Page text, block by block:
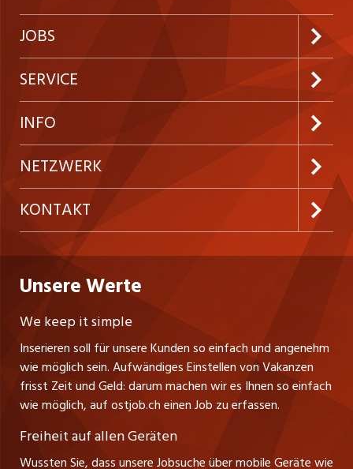
JOBS
Jobabo abonnieren
Neue Stellen
Festanstellungen
Temporäre Jobs
Freelance Jobs
Praktika
Lehrstellen
Führungspositionen
Management / Kader-Jobs
Berufsgruppen
SERVICE
Kundenlogin
Inserieren
Firmen
Personalvermittler
INFO
Preise & Leistungen
AGB
Datenschutzerklärung
Nutzungsbedingungen
Stellenmeldepflicht
Schnittstelle
Impressum
NETZWERK
westjob.at
nicejob.de
myjob.ch
zentraljob.ch
jobbasel.ch
jobbern.ch
jobmittelland.ch
KONTAKT
CH Media Classifieds AG
Fürstenlandstrasse 122
CH-9001 St. Gallen
Tel. +41 71 272 73 80
info@ostjob.ch/inserate@ostjob.ch
Henrik Jasek
Leiter ostjob.ch
Fredy Pillinger
Verkauf und Beratung
Unsere Werte
We keep it simple
Inserieren soll für unsere Kunden so einfach und angenehm
wie möglich sein. Aufwändiges Einstellen von Vakanzen
frisst Zeit und Geld: darum machen wir es Ihnen so einfach
wie möglich, auf ostjob.ch einen Job zu erfassen.
Freiheit auf allen Geräten
Wussten Sie, dass unsere Jobsuche über mobile Geräte wie